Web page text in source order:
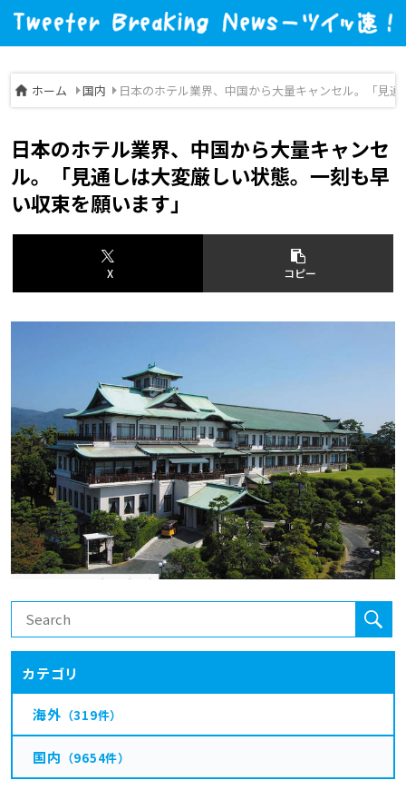
ホーム 国内 日本のホテル業界、中国から大量キャンセル。「見
日本のホテル業界、中国から大量キャンセ
ル。「見通しは大変厳しい状態。一刻も早
い収束を願います」
X コピー
カテゴリ
海外 （319件）
国内 （9654件）